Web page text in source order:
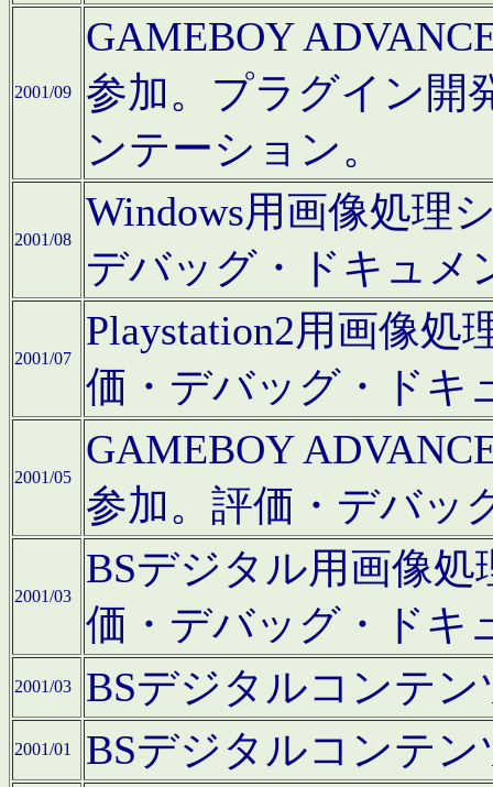
2001/09
GAMEBOY
参加。プラグイン開
ンテーション。
2001/08
Windows用画像処理
デバッグ・ドキュメ
2001/07
Playstation2用画像
価・デバッグ・ドキ
2001/05
GAMEBOY
参加。評価・デバッ
2001/03
BSデジタル用画像
価・デバッグ・ドキ
2001/03 BSデジタルコンテ
2001/01 BSデジタルコンテ